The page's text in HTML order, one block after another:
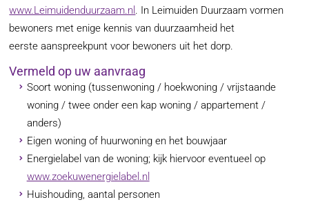
www.Leimuidenduurzaam.nl . In Leimuiden Duurzaam vormen
bewoners met enige kennis van duurzaamheid het
eerste aanspreekpunt voor bewoners uit het dorp.
Vermeld op uw aanvraag
Soort woning (tussenwoning / hoekwoning / vrijstaande
woning / twee onder een kap woning / appartement /
anders)
Eigen woning of huurwoning en het bouwjaar
Energielabel van de woning; kijk hiervoor eventueel op
www.zoekuwenergielabel.nl
Huishouding, aantal personen